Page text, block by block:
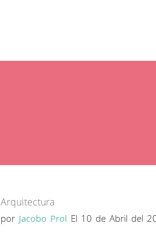
Arquitectura
por Jacobo Prol El 10 de Abril del